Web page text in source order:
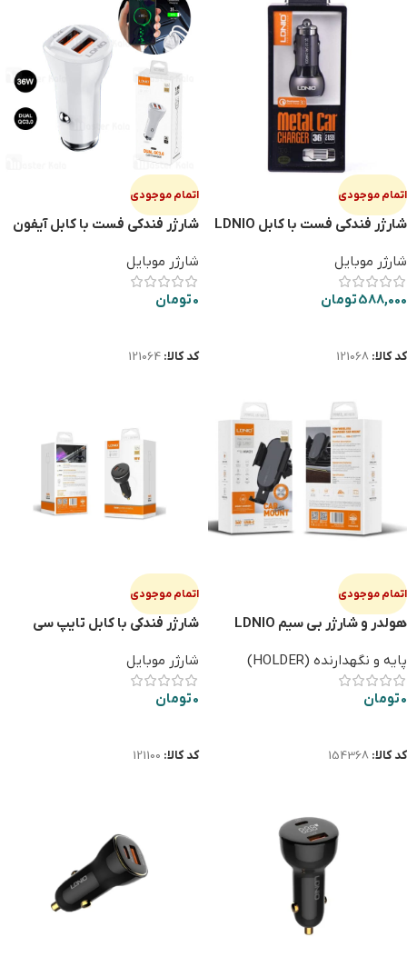
اتمام موجودی
شارژر فندكي فست با كابل LDNIO
شارژر موبایل
588,000تومان
کد کالا: 121068
اتمام موجودی
شارژر فندكي فست با كابل آيفون
شارژر موبایل
0تومان
کد کالا: 121064
اتمام موجودی
هولدر و شارژر بي سيم LDNIO
پایه و نگهدارنده (HOLDER)
0تومان
کد کالا: 154368
اتمام موجودی
شارژر فندکی با کابل تایپ سی
شارژر موبایل
0تومان
کد کالا: 121100